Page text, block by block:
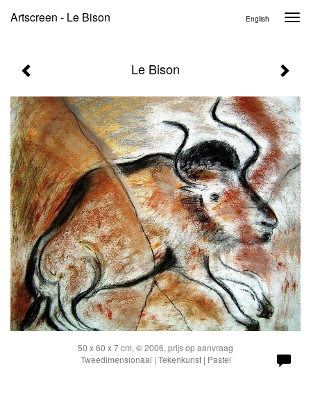
Artscreen - Le Bison English
Le Bison
50 x 60 x 7 cm, © 2006, prijs op aanvraag
Tweedimensionaal | Tekenkunst | Pastel